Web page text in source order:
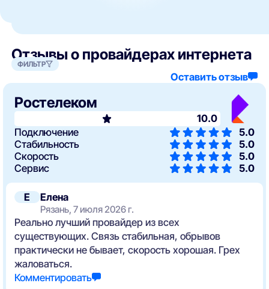
Отзывы о провайдерах интернета
ФИЛЬТР
Оставить отзыв
Е Елена
Рязань, 7 июля 2026 г.
Реально лучший провайдер из всех
существующих. Связь стабильная, обрывов
практически не бывает, скорость хорошая. Грех
жаловаться.
Комментировать
Ростелеком
10.0
Подключение
5.0
Стабильность
5.0
Скорость
5.0
Сервис
5.0